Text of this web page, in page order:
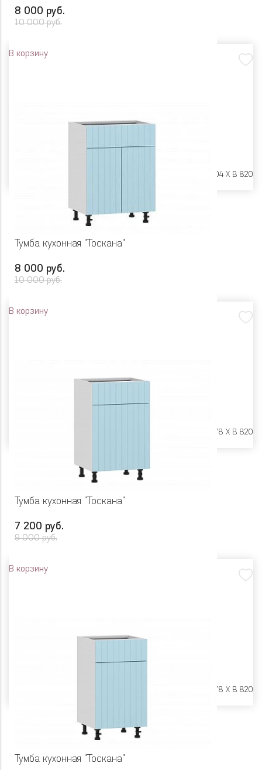
8 000 руб.
10 000 руб.
В корзину
Ш 900 X Г 504 X В 820
Тумба кухонная "Тоскана"
8 000 руб.
10 000 руб.
В корзину
Ш 600 X Г 478 X В 820
Тумба кухонная "Тоскана"
7 200 руб.
9 000 руб.
В корзину
Ш 500 X Г 478 X В 820
Тумба кухонная "Тоскана"